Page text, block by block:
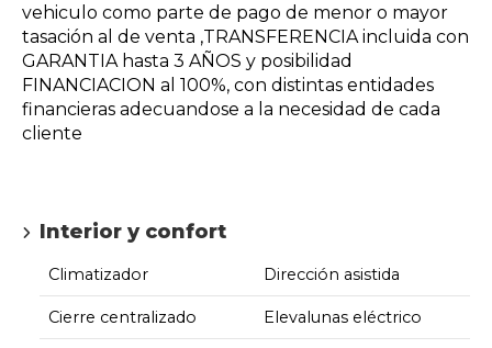
vehiculo como parte de pago de menor o mayor
tasación al de venta ,TRANSFERENCIA incluida con
GARANTIA hasta 3 AÑOS y posibilidad
FINANCIACION al 100%, con distintas entidades
financieras adecuandose a la necesidad de cada
cliente
Interior y confort
Climatizador Dirección asistida
Cierre centralizado Elevalunas eléctrico